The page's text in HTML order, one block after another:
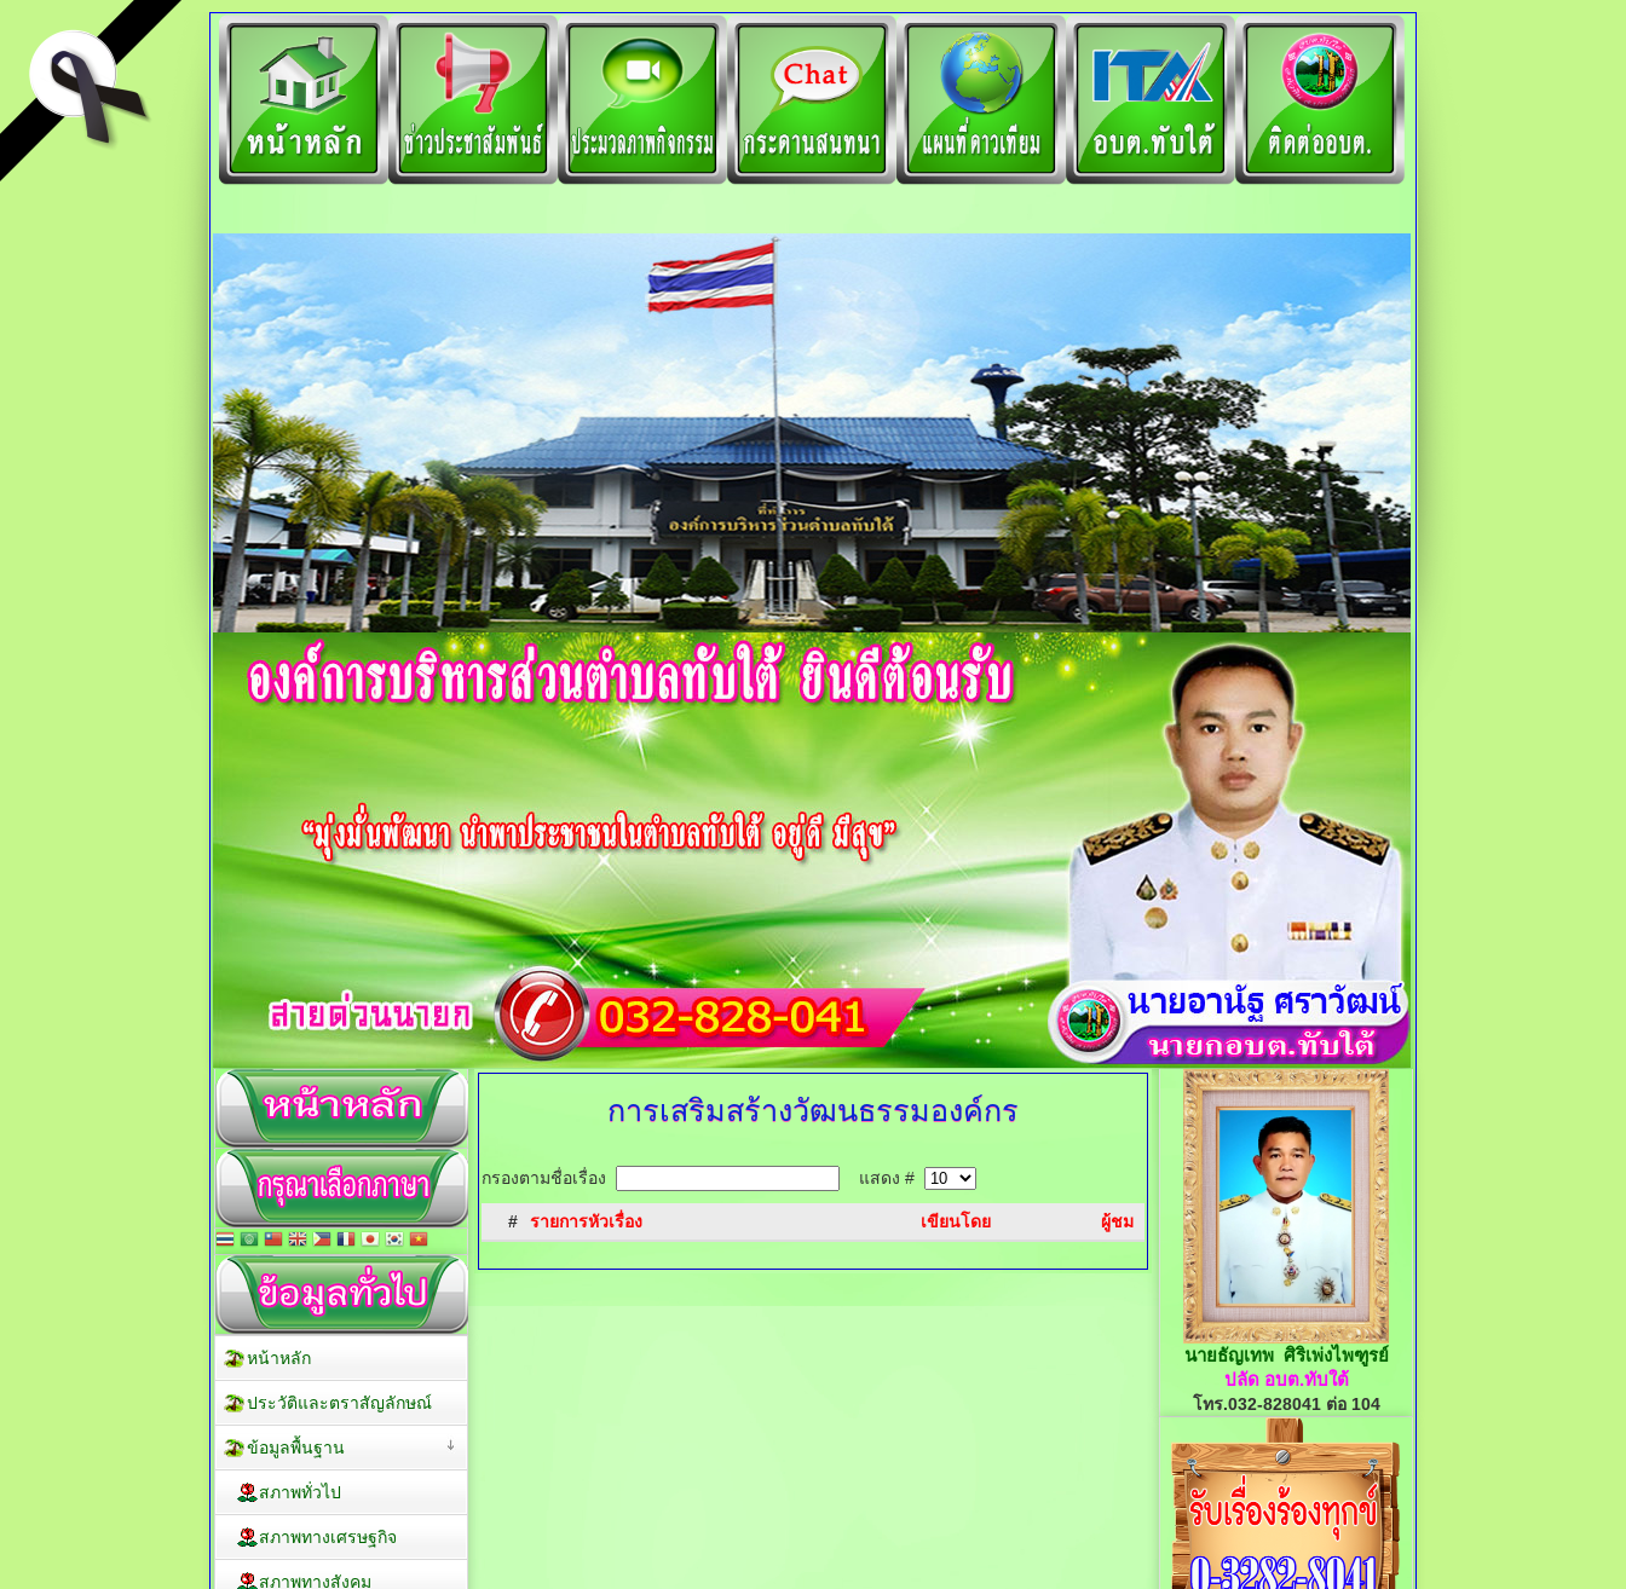
การเสริมสร้างวัฒนธรรมองค์กร
กรองตามชื่อเรื่อง แสดง #
# รายการหัวเรื่อง เขียนโดย ผู้ชม
หน้าหลัก
ประวัติและตราสัญลักษณ์
ข้อมูลพื้นฐาน
สภาพทั่วไป
สภาพทางเศรษฐกิจ
สภาพทางสังคม
นายธัญเทพ ศิริเพ่งไพฑูรย์
ปลัด อบต.ทับใต้
โทร.032-828041 ต่อ 104